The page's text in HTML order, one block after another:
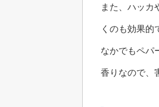
また、ハッカ
くのも効果的
なかでもペパ
香りなので、